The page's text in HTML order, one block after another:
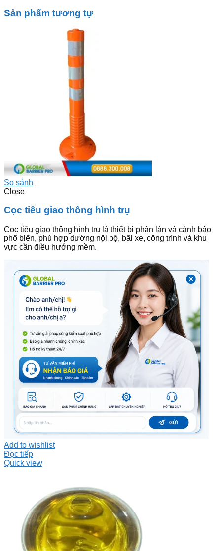
Sản phẩm tương tự
So sánh
Close
Cọc tiêu giao thông hình trụ
Cọc tiêu giao thông hình trụ là thiết bị phân làn và cảnh báo
phổ biến, phù hợp đường nội bộ, bãi xe, công trình và khu
vực cần điều hướng mềm.
Add to wishlist
Đọc tiếp
Quick view